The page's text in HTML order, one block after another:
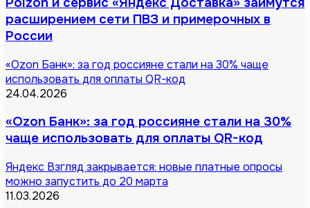
расширением сети ПВЗ и примерочных в
России
«Ozon Банк»: за год россияне стали на 30% чаще
использовать для оплаты QR-код
24.04.2026
«Ozon Банк»: за год россияне стали на 30%
чаще использовать для оплаты QR-код
Яндекс Взгляд закрывается: новые платные опросы
можно запустить до 20 марта
11.03.2026